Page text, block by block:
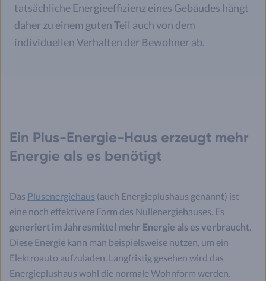
tatsächliche Energieeffizienz eines Gebäudes hängt
daher zu einem guten Teil auch von dem
individuellen Verhalten der Bewohner ab.
Ein Plus-Energie-Haus erzeugt mehr
Energie als es benötigt
Das Plusenergiehaus (auch Energieplushaus genannt) ist
eine noch effektivere Form des Nullenergiehauses. Es
generiert im Jahresmittel mehr Energie als es verbraucht.
Diese Energie kann man beispielsweise nutzen, um ein
Elektroauto aufzuladen. Langfristig gesehen wird das
Energieplushaus wohl die normale Wohnform werden.